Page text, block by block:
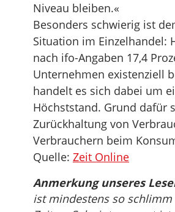
Niveau bleiben.«
Besonders schwierig ist
Situation im Einzelhandel:
nach ifo-Angaben 17,4
Unternehmen existenziell
handelt es sich dabei um
Höchststand. Grund dafür
Zurückhaltung von
Verbrauchern beim
Quelle: Zeit Online
Anmerkung unseres
ist mindestens so schlimm